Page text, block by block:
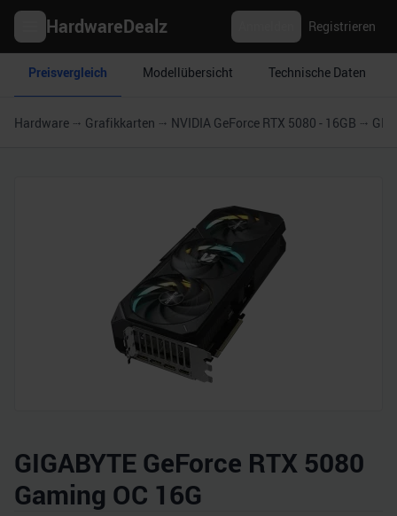
HardwareDealz Registrieren
Preisvergleich Modellübersicht Technische Daten
Hardware Grafikkarten NVIDIA GeForce RTX 5080 - 16GB
GIGABYTE GeForce RTX 5080
Gaming OC 16G